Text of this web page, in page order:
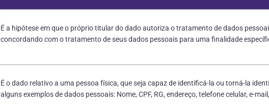
É a hipótese em que o próprio titular do dado autoriza o tratamento de dados
concordando com o tratamento de seus dados pessoais para uma finalidade
É o dado relativo a uma pessoa física, que seja capaz de identificá-la ou torná-la
alguns exemplos de dados pessoais: Nome, CPF, RG, endereço, telefone celular, e-